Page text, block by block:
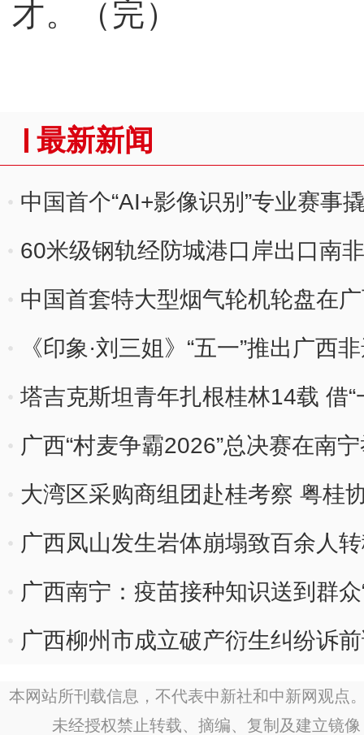
才。（完）
最新新闻
中国首个“AI+影像识别”专业赛事
60米级钢轨经防城港口岸出口南非
中国首套特大型烟气轮机轮盘在
《印象·刘三姐》“五一”推出广西
塔吉克斯坦青年扎根桂林14载 借
梁
广西“村麦争霸2026”总决赛在南
大湾区采购商组团赴桂考察 粤桂
广西凤山发生岩体崩塌致百余人
展开
广西南宁：疫苗接种知识送到群众
广西柳州市成立破产衍生纠纷诉
本网站所刊载信息，不代表中新社和中新网观点
未经授权禁止转载、摘编、复制及建立镜